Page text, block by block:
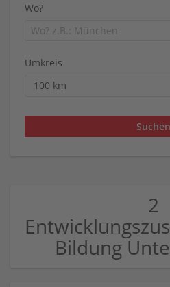
Wo?
Umkreis
2
Bildung